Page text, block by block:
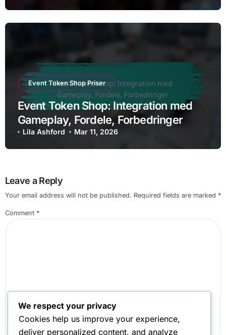
Event Token Shop Priser
Event Token Shop: Integration med
Gameplay, Fordele, Forbedringer
Lila Ashford Mar 11, 2026
Leave a Reply
Your email address will not be published. Required fields are marked *
Comment *
We respect your privacy
Cookies help us improve your experience,
deliver personalized content, and analyze